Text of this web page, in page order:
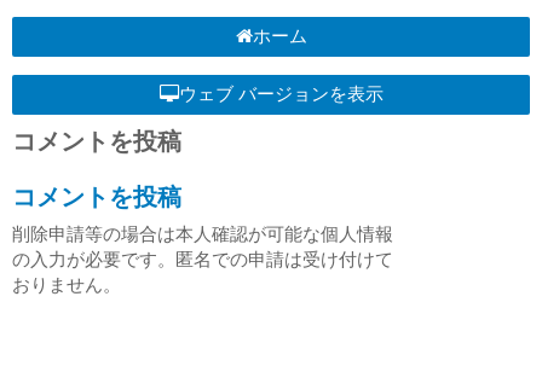
ホーム
ウェブ バージョンを表示
コメントを投稿
コメントを投稿
削除申請等の場合は本人確認が可能な個人情報
の入力が必要です。匿名での申請は受け付けて
おりません。